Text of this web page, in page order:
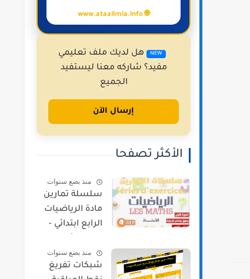
🌐 www.ataalimia.info
NEW
هل لديك ملف تعليمي
مفيد؟ شاركه معنا ليستفيد
الجميع
إرسال الآن
الأكثر تصفحا
منذ بضع سنوات
سلسلة تمارين
مادة الرياضيات
الرابع ابتدائي -
منذ بضع سنوات
شبكات تفريغ